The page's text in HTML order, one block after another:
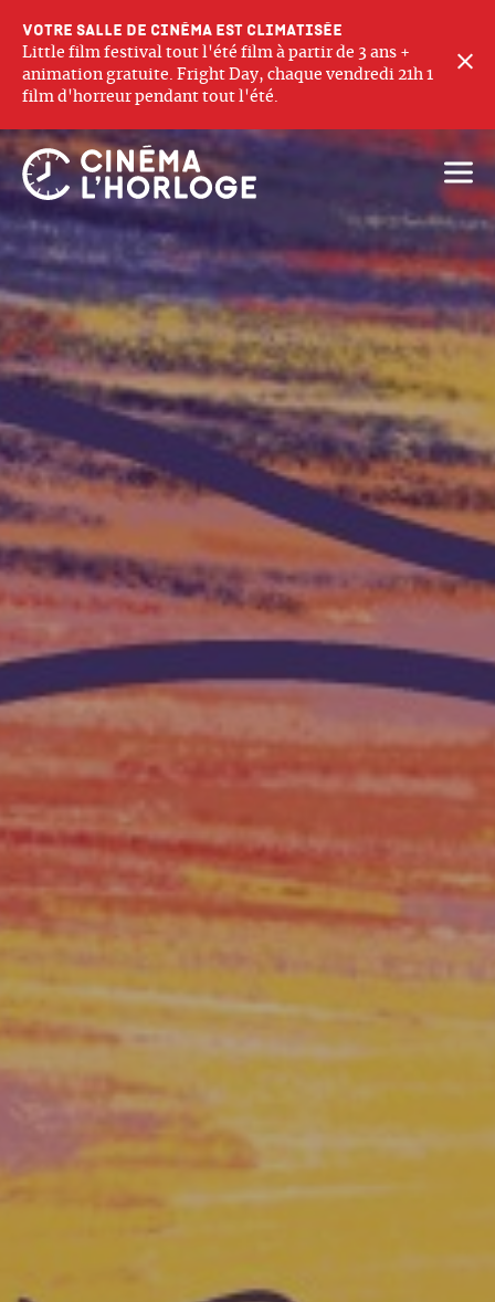
Votre salle de cinéma est climatisée
Little film festival tout l'été film à partir de 3 ans +
animation gratuite. Fright Day, chaque vendredi 21h 1
film d'horreur pendant tout l'été.